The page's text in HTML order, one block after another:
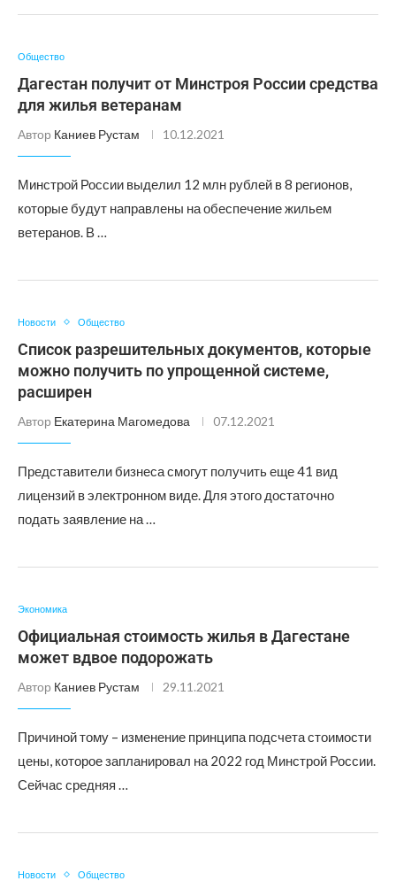
Общество
Дагестан получит от Минстроя России средства
для жилья ветеранам
Автор Каниев Рустам 10.12.2021
Минстрой России выделил 12 млн рублей в 8 регионов,
которые будут направлены на обеспечение жильем
ветеранов. В …
Новости Общество
Список разрешительных документов, которые
можно получить по упрощенной системе,
расширен
Автор Екатерина Магомедова 07.12.2021
Представители бизнеса смогут получить еще 41 вид
лицензий в электронном виде. Для этого достаточно
подать заявление на …
Экономика
Официальная стоимость жилья в Дагестане
может вдвое подорожать
Автор Каниев Рустам 29.11.2021
Причиной тому – изменение принципа подсчета стоимости
цены, которое запланировал на 2022 год Минстрой России.
Сейчас средняя …
Новости Общество